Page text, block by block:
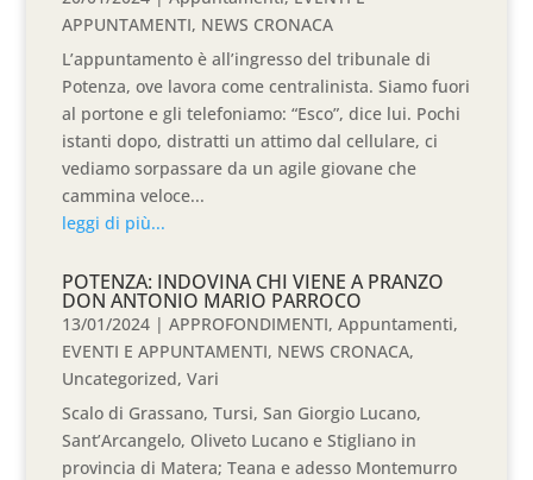
APPUNTAMENTI, NEWS CRONACA
L’appuntamento è all’ingresso del tribunale di
Potenza, ove lavora come centralinista. Siamo fuori
al portone e gli telefoniamo: “Esco”, dice lui. Pochi
istanti dopo, distratti un attimo dal cellulare, ci
vediamo sorpassare da un agile giovane che
cammina veloce...
leggi di più...
POTENZA: INDOVINA CHI VIENE A PRANZO
DON ANTONIO MARIO PARROCO
13/01/2024 |APPROFONDIMENTI,Appuntamenti,
EVENTI E APPUNTAMENTI, NEWS CRONACA,
Uncategorized,Vari
Scalo di Grassano, Tursi, San Giorgio Lucano,
Sant’Arcangelo, Oliveto Lucano e Stigliano in
provincia di Matera; Teana e adesso Montemurro